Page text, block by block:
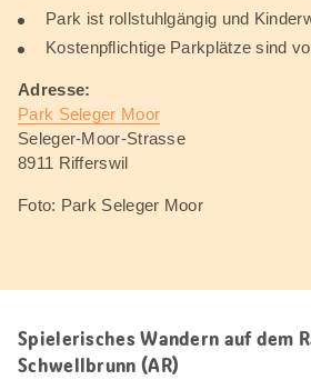
Park ist rollstuhlgängig und
Kostenpflichtige Parkplätze sind
Adresse:
Park Seleger Moor
Seleger-Moor-Strasse
8911 Rifferswil
Foto: Park Seleger Moor
Spielerisches Wandern auf dem
Schwellbrunn (AR)